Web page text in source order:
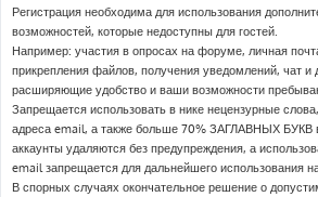
Регистрация необходима для использования
возможностей, которые недоступны для гостей.
Например: участия в опросах на форуме, личная
прикрепления файлов, получения уведомлений, чат и
расширяющие удобство и ваши возможности
Запрещается использовать в нике нецензурные
адреса email, а также больше 70% ЗАГЛАВНЫХ БУКВ
аккаунты удаляются без предупреждения, а
email запрещается для дальнейшего использования
В спорных случаях окончательное решение о